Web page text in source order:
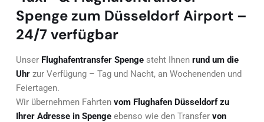
Spenge zum Düsseldorf Airport –
24/7 verfügbar
Unser Flughafentransfer Spenge steht Ihnen rund um die
Uhr zur Verfügung – Tag und Nacht, an Wochenenden und
Feiertagen.
Wir übernehmen Fahrten vom Flughafen Düsseldorf zu
Ihrer Adresse in Spenge ebenso wie den Transfer von